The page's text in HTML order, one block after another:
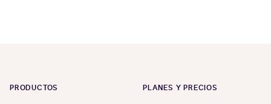
PRODUCTOS PLANES Y PRECIOS